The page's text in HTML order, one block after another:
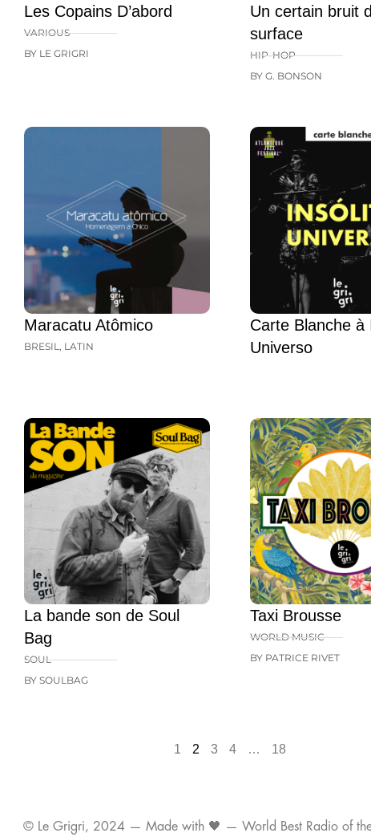
Les Copains D’abord
VARIOUS
BY LE GRIGRI
Un certain bruit
surface
HIP-HOP
BY G. BONSON
Maracatu Atômico
BRESIL LATIN
Carte Blanche à
Universo
La bande son de Soul
Bag
SOUL
BY SOULBAG
Taxi Brousse
WORLD MUSIC
BY PATRICE RIVET
1 2 3 4 … 18
© Le Grigri, 2024 — Made with 🖤 — World Best Radio of